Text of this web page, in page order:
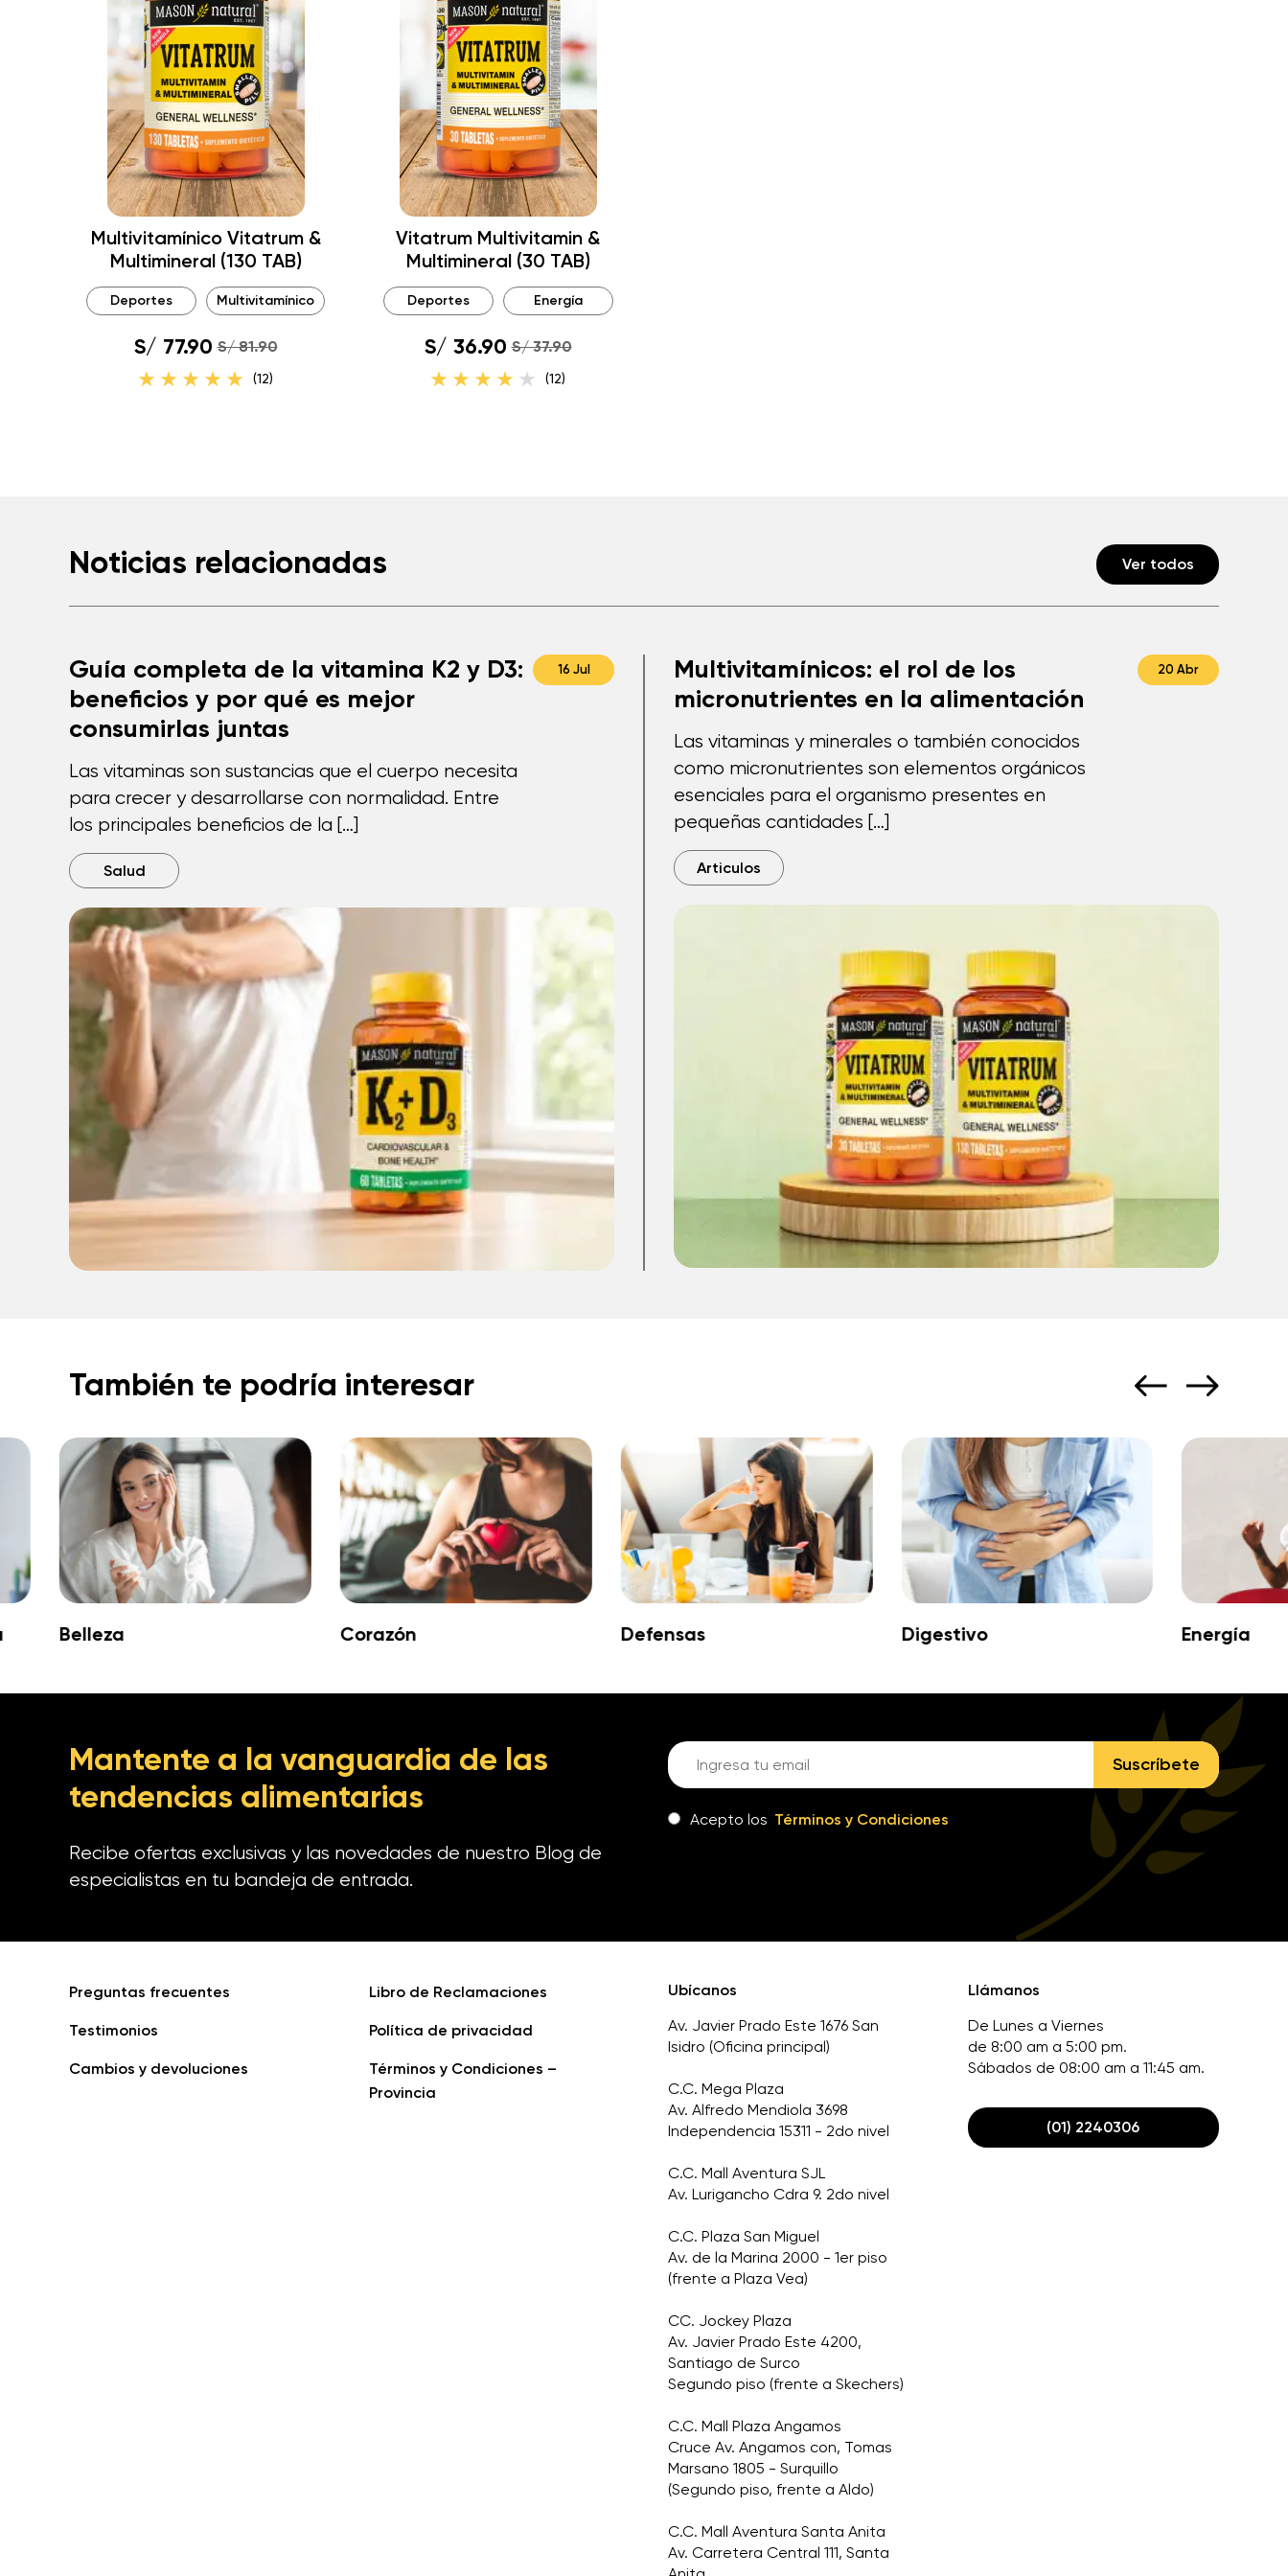
Multivitamínico Vitatrum &
Multimineral (130 TAB)
Deportes Multivitamínico
S/ 77.90 S/ 81.90
(12)
Vitatrum Multivitamin &
Multimineral (30 TAB)
Deportes Energía
S/ 36.90 S/ 37.90
(12)
Noticias relacionadas Ver todos
Guía completa de la vitamina K2 y D3:
beneficios y por qué es mejor
consumirlas juntas
Las vitaminas son sustancias que el cuerpo necesita
para crecer y desarrollarse con normalidad. Entre
los principales beneficios de la […]
16 Jul
Salud
Multivitamínicos: el rol de los
micronutrientes en la alimentación
Las vitaminas y minerales o también conocidos
como micronutrientes son elementos orgánicos
esenciales para el organismo presentes en
pequeñas cantidades […]
20 Abr
Articulos
También te podría interesar
Belleza Corazón Defensas Digestivo Energía
Mantente a la vanguardia de las
tendencias alimentarias
Recibe ofertas exclusivas y las novedades de nuestro Blog de
especialistas en tu bandeja de entrada.
Suscríbete
Acepto los Términos y Condiciones
Preguntas frecuentes
Testimonios
Cambios y devoluciones
Libro de Reclamaciones
Política de privacidad
Términos y Condiciones –
Provincia
Ubícanos
Av. Javier Prado Este 1676 San
Isidro (Oficina principal)
C.C. Mega Plaza
Av. Alfredo Mendiola 3698
Independencia 15311 - 2do nivel
C.C. Mall Aventura SJL
Av. Lurigancho Cdra 9. 2do nivel
C.C. Plaza San Miguel
Av. de la Marina 2000 - 1er piso
(frente a Plaza Vea)
CC. Jockey Plaza
Av. Javier Prado Este 4200,
Santiago de Surco
Segundo piso (frente a Skechers)
C.C. Mall Plaza Angamos
Cruce Av. Angamos con, Tomas
Marsano 1805 - Surquillo
(Segundo piso, frente a Aldo)
C.C. Mall Aventura Santa Anita
Av. Carretera Central 111, Santa
Llámanos
De Lunes a Viernes
de 8:00 am a 5:00 pm.
Sábados de 08:00 am a 11:45 am.
(01) 2240306